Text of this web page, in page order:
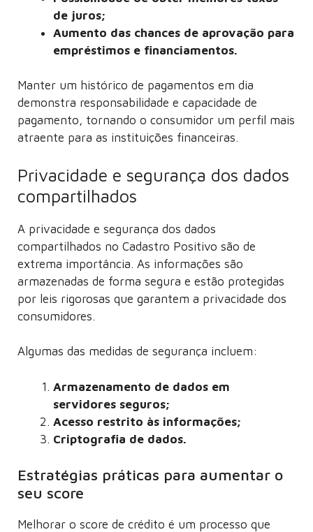
de juros;
Aumento das chances de aprovação para
empréstimos e financiamentos.
Manter um histórico de pagamentos em dia
demonstra responsabilidade e capacidade de
pagamento, tornando o consumidor um perfil mais
atraente para as instituições financeiras.
Privacidade e segurança dos dados
compartilhados
A privacidade e segurança dos dados
compartilhados no Cadastro Positivo são de
extrema importância. As informações são
armazenadas de forma segura e estão protegidas
por leis rigorosas que garantem a privacidade dos
consumidores.
Algumas das medidas de segurança incluem:
Armazenamento de dados em
servidores seguros;
Acesso restrito às informações;
Criptografia de dados.
Estratégias práticas para aumentar o
seu score
Melhorar o score de crédito é um processo que